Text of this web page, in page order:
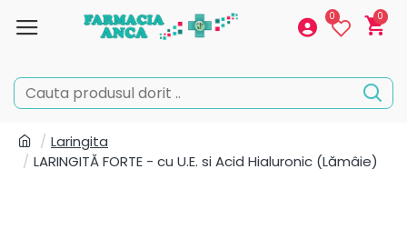
0 0
Laringita
LARINGITĂ FORTE - cu U.E. si Acid Hialuronic (Lămâie)